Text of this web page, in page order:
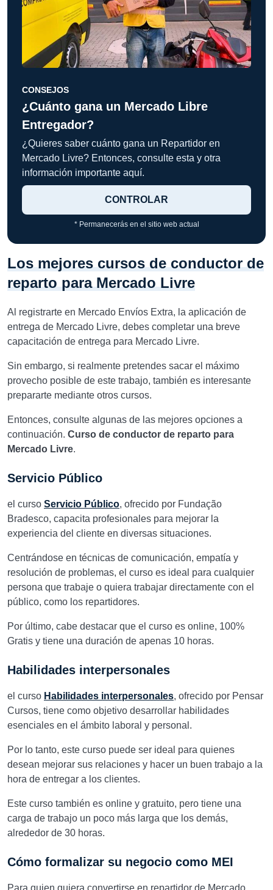
CONSEJOS
¿Cuánto gana un Mercado Libre
Entregador?
¿Quieres saber cuánto gana un Repartidor en
Mercado Livre? Entonces, consulte esta y otra
información importante aquí.
CONTROLAR
* Permanecerás en el sitio web actual
Los mejores cursos de conductor de
reparto para Mercado Livre
Al registrarte en Mercado Envíos Extra, la aplicación de
entrega de Mercado Livre, debes completar una breve
capacitación de entrega para Mercado Livre.
Sin embargo, si realmente pretendes sacar el máximo
provecho posible de este trabajo, también es interesante
prepararte mediante otros cursos.
Entonces, consulte algunas de las mejores opciones a
continuación. Curso de conductor de reparto para
Mercado Livre.
Servicio Público
el curso Servicio Público, ofrecido por Fundação
Bradesco, capacita profesionales para mejorar la
experiencia del cliente en diversas situaciones.
Centrándose en técnicas de comunicación, empatía y
resolución de problemas, el curso es ideal para cualquier
persona que trabaje o quiera trabajar directamente con el
público, como los repartidores.
Por último, cabe destacar que el curso es online, 100%
Gratis y tiene una duración de apenas 10 horas.
Habilidades interpersonales
el curso Habilidades interpersonales, ofrecido por Pensar
Cursos, tiene como objetivo desarrollar habilidades
esenciales en el ámbito laboral y personal.
Por lo tanto, este curso puede ser ideal para quienes
desean mejorar sus relaciones y hacer un buen trabajo a la
hora de entregar a los clientes.
Este curso también es online y gratuito, pero tiene una
carga de trabajo un poco más larga que los demás,
alrededor de 30 horas.
Cómo formalizar su negocio como MEI
Para quien quiera convertirse en repartidor de Mercado